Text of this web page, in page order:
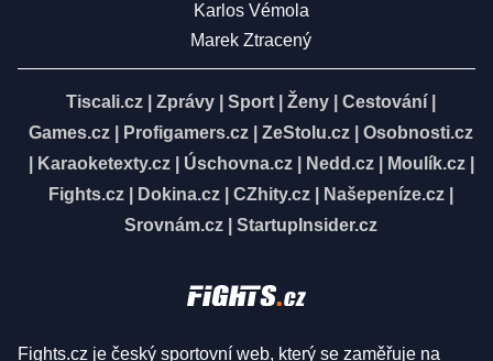
Karlos Vémola
Marek Ztracený
Tiscali.cz Zprávy Sport Ženy Cestování
Games.cz
Profigamers.cz ZeStolu.cz
Osobnosti.cz
Karaoketexty.cz| Úschovna.cz| Nedd.cz| Moulík.cz|
Fights.cz
Dokina.cz CZhity.cz Našepeníze.cz
Srovnám.cz
StartupInsider.cz
Fights.cz je český sportovní web, který se zaměřuje na